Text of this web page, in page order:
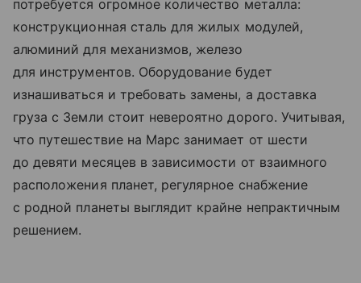
потребуется огромное количество металла:
конструкционная сталь для жилых модулей,
алюминий для механизмов, железо
для инструментов. Оборудование будет
изнашиваться и требовать замены, а доставка
груза с Земли стоит невероятно дорого. Учитывая,
что путешествие на Марс занимает от шести
до девяти месяцев в зависимости от взаимного
расположения планет, регулярное снабжение
с родной планеты выглядит крайне непрактичным
решением.